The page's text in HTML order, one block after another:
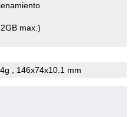
max.)
, 146x74x10.1 mm